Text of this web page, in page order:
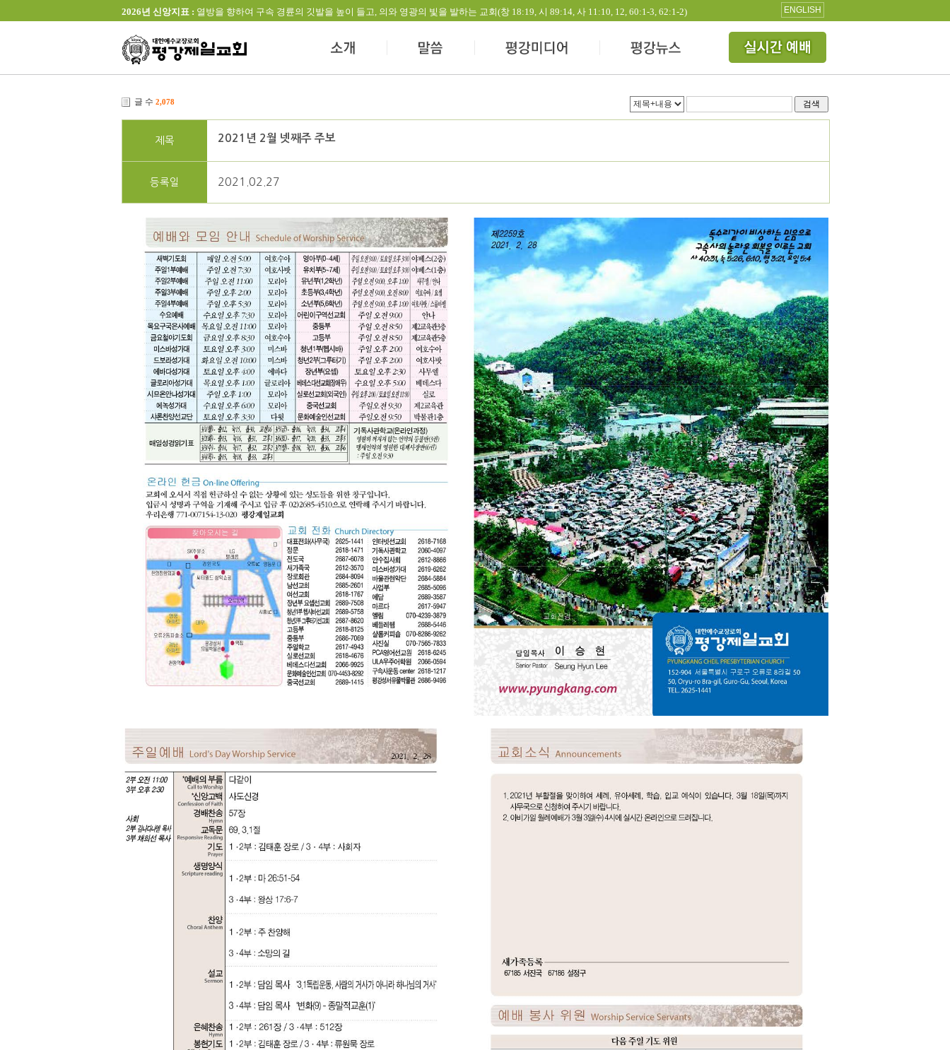
2026년 신앙지표 : 열방을 향하여 구속 경륜의 깃발을 높이 들고, 의와 영광의 빛을 발하는 교회(창 18:19, 시 89:14, 사 11:10, 12, 60:1-3, 62:1-2) ENGLISH
글 수 2,078 검색
제목 2021년 2월 넷째주 주보
등록일 2021.02.27